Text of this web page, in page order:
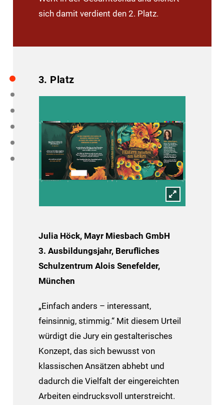
sich damit verdient den 2. Platz.
3. Platz
Julia Höck, Mayr Miesbach GmbH
3. Ausbildungsjahr, Berufliches
Schulzentrum Alois Senefelder,
München
„Einfach anders – interessant,
feinsinnig, stimmig.“ Mit diesem Urteil
würdigt die Jury ein gestalterisches
Konzept, das sich bewusst von
klassischen Ansätzen abhebt und
dadurch die Vielfalt der eingereichten
Arbeiten eindrucksvoll unterstreicht.